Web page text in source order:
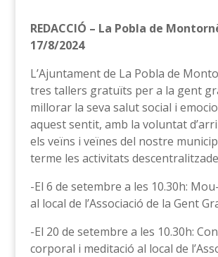
REDACCIÓ – La Pobla de
17/8/2024
L’Ajuntament de La Pobla de
tres tallers gratuïts per a la gent
millorar la seva salut social i
aquest sentit, amb la voluntat
els veïns i veïnes del nostre
terme les activitats
-El 6 de setembre a les 10.30h:
al local de l’Associació de la Gent
-El 20 de setembre a les 10.30h:
corporal i meditació al local de